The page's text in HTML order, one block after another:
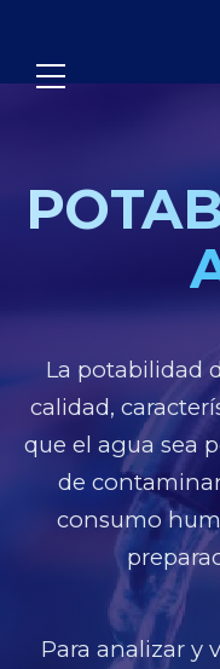
La potabilidad
calidad,
que el agua sea
de
consumo
Para analizar y